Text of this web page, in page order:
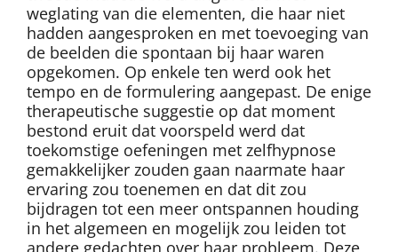
weglating van die elementen, die haar niet
hadden aangesproken en met toevoeging van
de beelden die spontaan bij haar waren
opgekomen. Op enkele ten werd ook het
tempo en de formulering aangepast. De enige
therapeutische suggestie op dat moment
bestond eruit dat voorspeld werd dat
toekomstige oefeningen met zelfhypnose
gemakkelijker zouden gaan naarmate haar
ervaring zou toenemen en dat dit zou
bijdragen tot een meer ontspannen houding
in het algemeen en mogelijk zou leiden tot
andere gedachten over haar probleem. Deze